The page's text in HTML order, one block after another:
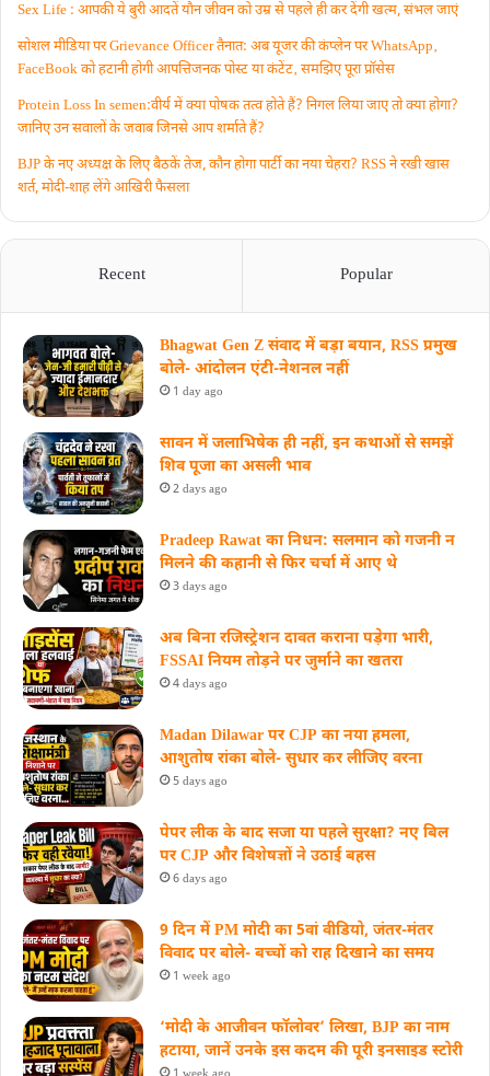
Sex Life : आपकी ये बुरी आदतें याैन जीवन को उम्र से पहले ही कर देंगी खत्म, संभल जाएं
सोशल मीडिया पर Grievance Officer तैनात: अब यूजर की कंप्लेन पर WhatsApp‚
FaceBook को हटानी होगी आपत्तिजनक पोस्ट या कंटेंट‚ समझिए पूरा प्रॉसेस
Protein Loss In semen:वीर्य में क्या पोषक तत्व होते हैं? निगल लिया जाए तो क्या होगा?
जानिए उन सवालों के जवाब जिनसे आप शर्माते हैं?
BJP के नए अध्यक्ष के लिए बैठकें तेज, कौन होगा पार्टी का नया चेहरा? RSS ने रखी खास
शर्त, मोदी-शाह लेंगे आखिरी फैसला
Recent Popular
Bhagwat Gen Z संवाद में बड़ा बयान, RSS प्रमुख
बोले- आंदोलन एंटी-नेशनल नहीं
1 day ago
सावन में जलाभिषेक ही नहीं, इन कथाओं से समझें
शिव पूजा का असली भाव
2 days ago
Pradeep Rawat का निधन: सलमान को गजनी न
मिलने की कहानी से फिर चर्चा में आए थे
3 days ago
अब बिना रजिस्ट्रेशन दावत कराना पड़ेगा भारी,
FSSAI नियम तोड़ने पर जुर्माने का खतरा
4 days ago
Madan Dilawar पर CJP का नया हमला,
आशुतोष रांका बोले- सुधार कर लीजिए वरना
5 days ago
पेपर लीक के बाद सजा या पहले सुरक्षा? नए बिल
पर CJP और विशेषज्ञों ने उठाई बहस
6 days ago
9 दिन में PM मोदी का 5वां वीडियो, जंतर-मंतर
विवाद पर बोले- बच्चों को राह दिखाने का समय
1 week ago
‘मोदी के आजीवन फॉलोवर’ लिखा, BJP का नाम
हटाया, जानें उनके इस कदम की पूरी इनसाइड स्‍टोरी